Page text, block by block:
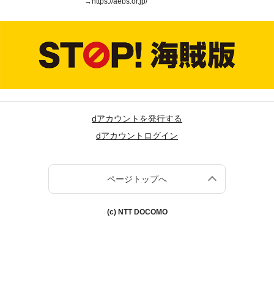
dアカウントを発行する
dアカウントログイン
ページトップへ
(c) NTT DOCOMO